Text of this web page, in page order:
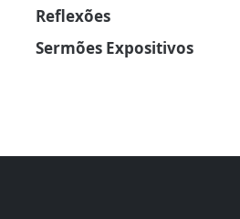
Reflexões
Sermões Expositivos